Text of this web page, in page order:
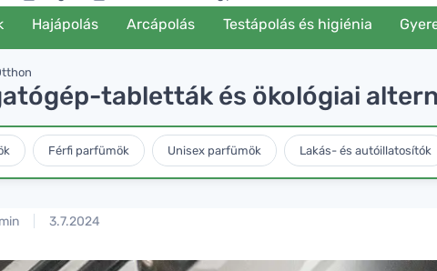
Hajápolás Arcápolás Testápolás és higiénia
tabletták és ökológiai
Férfi parfümök Unisex parfümök Lakás- és autóillatosítók
3.7.2024